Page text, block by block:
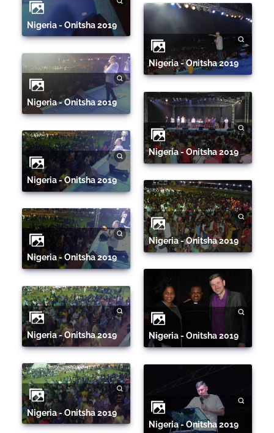
Nigeria - Onitsha 2019
Nigeria - Onitsha 2019
Nigeria - Onitsha 2019
Nigeria - Onitsha 2019
Nigeria - Onitsha 2019
Nigeria - Onitsha 2019
Nigeria - Onitsha 2019
Nigeria - Onitsha 2019
Nigeria - Onitsha 2019
Nigeria - Onitsha 2019
Nigeria - Onitsha 2019